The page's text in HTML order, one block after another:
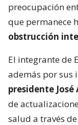
preocupación
que permanece
obstrucción
El integrante de
además por sus
presidente
de
salud a través